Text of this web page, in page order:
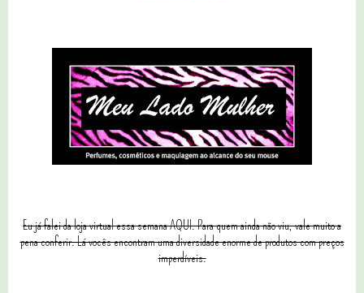
Eu já falei da loja virtual essa semana AQUI. Para quem ainda não viu, vale muito a
pena conferir. Lá vocês encontram uma diversidade enorme de produtos com preços
imperdíveis.